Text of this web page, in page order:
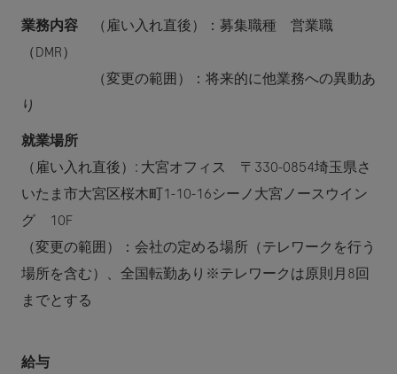
業務内容 （雇い入れ直後）：募集職種 営業職
（DMR）
（変更の範囲）：将来的に他業務への異動あ
り
就業場所
（雇い入れ直後）: 大宮オフィス 〒330-0854埼玉県さ
いたま市大宮区桜木町1-10-16シーノ大宮ノースウイン
グ 10F
（変更の範囲）：会社の定める場所（テレワークを行う
場所を含む）、全国転勤あり※テレワークは原則月8回
までとする
給与